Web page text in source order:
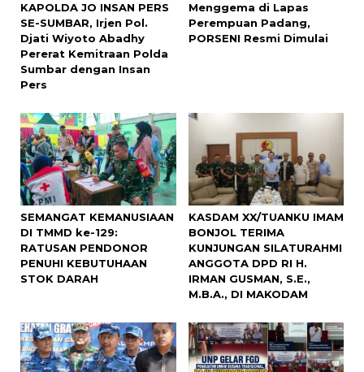
KAPOLDA JO INSAN PERS
SE-SUMBAR, Irjen Pol.
Djati Wiyoto Abadhy
Pererat Kemitraan Polda
Sumbar dengan Insan
Pers
Menggema di Lapas
Perempuan Padang,
PORSENI Resmi Dimulai
SEMANGAT KEMANUSIAAN
DI TMMD ke-129:
RATUSAN PENDONOR
PENUHI KEBUTUHAAN
STOK DARAH
KASDAM XX/TUANKU IMAM
BONJOL TERIMA
KUNJUNGAN SILATURAHMI
ANGGOTA DPD RI H.
IRMAN GUSMAN, S.E.,
M.B.A., DI MAKODAM